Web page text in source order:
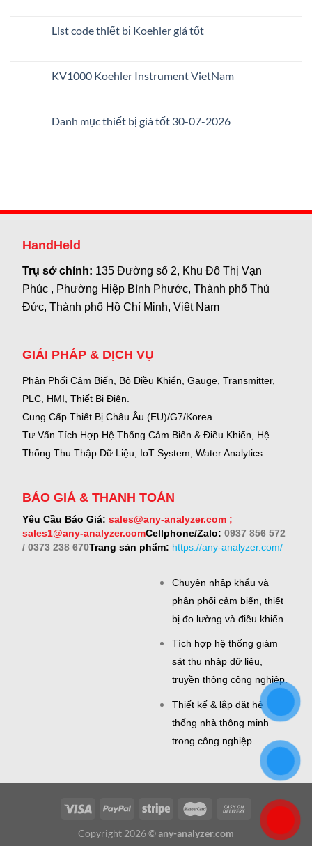
List code thiết bị Koehler giá tốt
KV1000 Koehler Instrument VietNam
Danh mục thiết bị giá tốt 30-07-2026
HandHeld
Trụ sở chính: 135 Đường số 2, Khu Đô Thị Vạn
Phúc , Phường Hiệp Bình Phước, Thành phố Thủ
Đức, Thành phố Hồ Chí Minh, Việt Nam
GIẢI PHÁP & DỊCH VỤ
Phân Phối Cảm Biến, Bộ Điều Khiển, Gauge, Transmitter,
PLC, HMI, Thiết Bị Điện.
Cung Cấp Thiết Bị Châu Âu (EU)/G7/Korea.
Tư Vấn Tích Hợp Hệ Thống Cảm Biến & Điều Khiển, Hệ
Thống Thu Thập Dữ Liệu, IoT System, Water Analytics.
BÁO GIÁ & THANH TOÁN
Yêu Cầu Báo Giá: sales@any-analyzer.com ;
sales1@any-analyzer.comCellphone/Zalo: 0937 856 572
/ 0373 238 670Trang sản phẩm: https://any-analyzer.com/
Chuyên nhập khẩu và
phân phối cảm biến, thiết
bị đo lường và điều khiển.
Tích hợp hệ thống giám
sát thu nhập dữ liệu,
truyền thông công nghiệp.
Thiết kế & lắp đặt hệ
thống nhà thông minh
trong công nghiệp.
Copyright 2026 ©any-analyzer.com